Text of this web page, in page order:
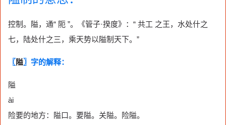
控制。隘，通“ 阨 ”。《管子·揆度》：“ 共工 之王，水处什之
七，陆处什之三，乘天势以隘制天下。”
〖隘〗字的解释：
隘
ài
险要的地方：隘口。要隘。关隘。险隘。